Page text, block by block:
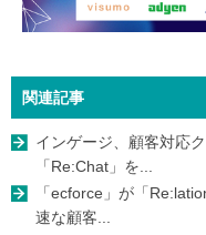
関連記事
インゲージ、顧客対応
「Re:Chat」を...
「ecforce」が「
速な顧客...